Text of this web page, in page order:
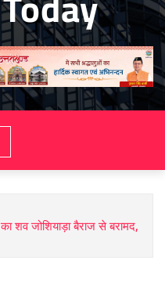
शव जोशियाड़ा बैराज से बरामद,